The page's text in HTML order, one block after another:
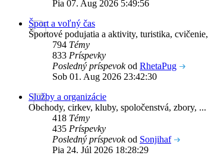
Pia 07. Aug 2026 5:49:56
Šport a voľný čas
Športové podujatia a aktivity, turistika,
794 Témy
833 Príspevky
Posledný príspevokod RhetaPug
Sob 01. Aug 2026 23:42:30
Služby a organizácie
Obchody, cirkev, kluby, spoločenstvá, zbory, ...
418 Témy
435 Príspevky
Posledný príspevokod Sonjihaf
Pia 24. Júl 2026 18:28:29